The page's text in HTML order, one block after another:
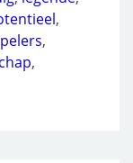
,
,
,